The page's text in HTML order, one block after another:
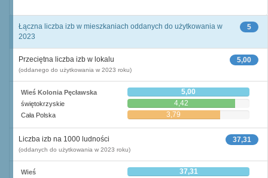
5
Łączna liczba izb w mieszkaniach oddanych do użytkowania w
2023
5,00
Przeciętna liczba izb w lokalu
(oddanego do użytkowania w 2023 roku)
Wieś Kolonia Pęcławska 5,00
świętokrzyskie 4,42
Cała Polska 3,79
37,31
Liczba izb na 1000 ludności
(oddanych do użytkowania w 2023 roku)
Wieś 37,31